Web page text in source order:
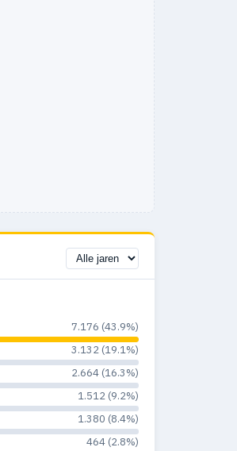
7.176 (43.9%)
3.132 (19.1%)
2.664 (16.3%)
1.512 (9.2%)
1.380 (8.4%)
464 (2.8%)